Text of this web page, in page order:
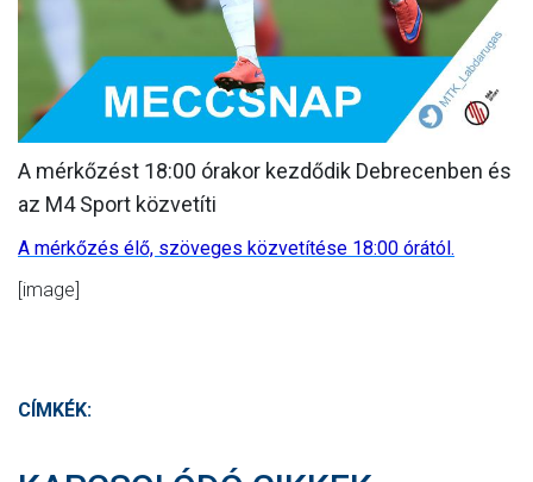
AKKREDITÁCIÓ
A mérkőzést 18:00 órakor kezdődik Debrecenben és
az M4 Sport közvetíti
A mérkőzés élő, szöveges közvetítése 18:00 órától.
[image]
CÍMKÉK: